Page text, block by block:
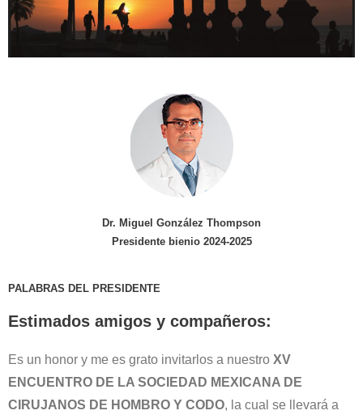
Dr. Miguel González Thompson
Presidente bienio 2024-2025
PALABRAS DEL PRESIDENTE
Estimados amigos y compañeros:
Es un honor y me es grato invitarlos a nuestro XV
ENCUENTRO DE LA SOCIEDAD MEXICANA DE
CIRUJANOS DE HOMBRO Y CODO, la cual se llevará a